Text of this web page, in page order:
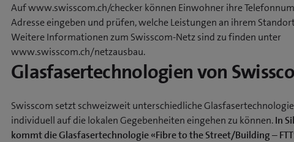
Auf www.swisscom.ch/checker können Einwohner ihre
Adresse eingeben und prüfen, welche Leistungen an ihrem
Weitere Informationen zum Swisscom-Netz sind zu finden unter
www.swisscom.ch/netzausbau.
Glasfasertechnologien von
Swisscom setzt schweizweit unterschiedliche
individuell auf die lokalen Gegebenheiten eingehen zu können.In
kommt die Glasfasertechnologie «Fibre to the Street/Building –